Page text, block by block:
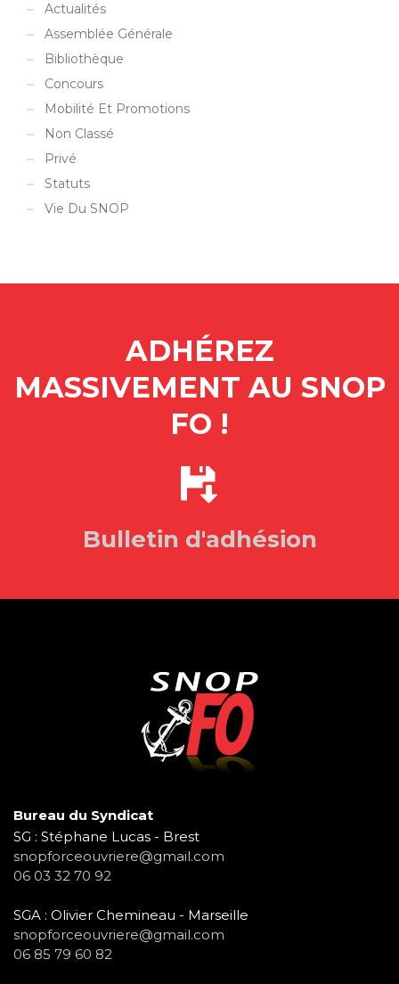
Actualités
Assemblée Générale
Bibliothèque
Concours
Mobilité Et Promotions
Non Classé
Privé
Statuts
Vie Du SNOP
ADHÉREZ
MASSIVEMENT AU SNOP
FO !
Bulletin d'adhésion
Bureau du Syndicat
SG : Stéphane Lucas - Brest
snopforceouvriere@gmail.com
06 03 32 70 92
SGA : Olivier Chemineau - Marseille
snopforceouvriere@gmail.com
06 85 79 60 82